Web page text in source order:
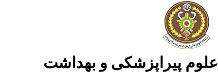
پیراپزشکی و بهداشت